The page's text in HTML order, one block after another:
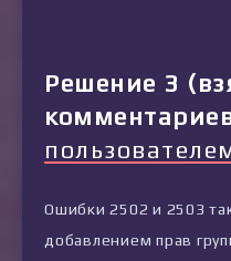
Решение 3
Ошибки 2502 и 2503
добавлением прав